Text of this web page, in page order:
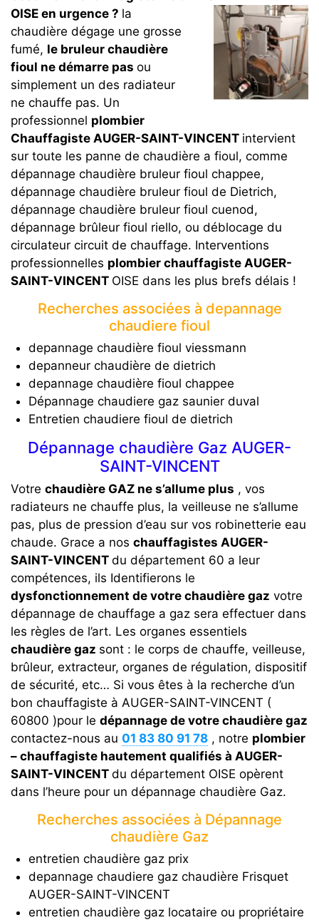
OISE en urgence ? la
chaudière dégage une grosse
fumé, le bruleur chaudière
fioul ne démarre pas ou
simplement un des radiateur
ne chauffe pas. Un
professionnel plombier
Chauffagiste AUGER-SAINT-VINCENT intervient
sur toute les panne de chaudière a fioul, comme
dépannage chaudière bruleur fioul chappee,
dépannage chaudière bruleur fioul de Dietrich,
dépannage chaudière bruleur fioul cuenod,
dépannage brûleur fioul riello, ou déblocage du
circulateur circuit de chauffage. Interventions
professionnelles plombier chauffagiste AUGER-
SAINT-VINCENT OISE dans les plus brefs délais !
Recherches associées à depannage
chaudiere fioul
depannage chaudière fioul viessmann
depanneur chaudière de dietrich
depannage chaudière fioul chappee
Dépannage chaudiere gaz saunier duval
Entretien chaudiere fioul de dietrich
Dépannage chaudière Gaz AUGER-
SAINT-VINCENT
Votre chaudière GAZ ne s’allume plus , vos
radiateurs ne chauffe plus, la veilleuse ne s’allume
pas, plus de pression d’eau sur vos robinetterie eau
chaude. Grace a nos chauffagistes AUGER-
SAINT-VINCENT du département 60 a leur
compétences, ils Identifierons le
dysfonctionnement de votre chaudière gaz votre
dépannage de chauffage a gaz sera effectuer dans
les règles de l’art. Les organes essentiels
chaudière gaz sont : le corps de chauffe, veilleuse,
brûleur, extracteur, organes de régulation, dispositif
de sécurité, etc… Si vous êtes à la recherche d’un
bon chauffagiste à AUGER-SAINT-VINCENT (
60800 )pour le dépannage de votre chaudière gaz
contactez-nous au 01 83 80 91 78 , notre plombier
– chauffagiste hautement qualifiés à AUGER-
SAINT-VINCENT du département OISE opèrent
dans l’heure pour un dépannage chaudière Gaz.
Recherches associées à Dépannage
chaudière Gaz
entretien chaudière gaz prix
depannage chaudiere gaz chaudière Frisquet
AUGER-SAINT-VINCENT
entretien chaudière gaz locataire ou propriétaire